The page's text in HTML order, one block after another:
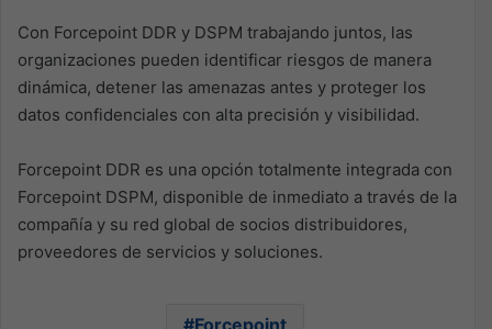
Con Forcepoint DDR y DSPM trabajando juntos, las
organizaciones pueden identificar riesgos de manera
dinámica, detener las amenazas antes y proteger los
datos confidenciales con alta precisión y visibilidad.
Forcepoint DDR es una opción totalmente integrada con
Forcepoint DSPM, disponible de inmediato a través de la
compañía y su red global de socios distribuidores,
proveedores de servicios y soluciones.
Forcepoint